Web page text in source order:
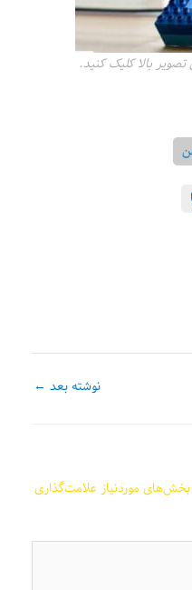
بالا کلیک کنید.
نوشته بعد ←
بخش‌های موردنیاز علامت‌گذاری